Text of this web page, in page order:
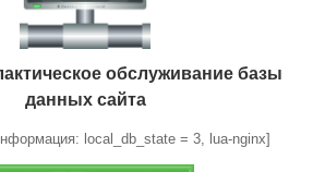
обслуживание базы
данных сайта
local_db_state = 3, lua-nginx]